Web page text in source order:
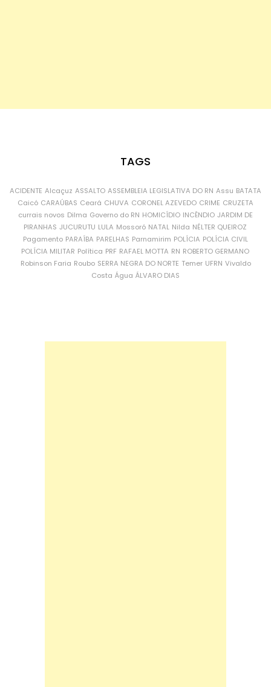
TAGS
ACIDENTE Alcaçuz ASSALTO ASSEMBLEIA LEGISLATIVA DO RN Assu BATATA
Caicó CARAÚBAS Ceará CHUVA CORONEL AZEVEDO CRIME CRUZETA
currais novos Dilma Governo do RN HOMICÍDIO INCÊNDIO JARDIM DE
PIRANHAS JUCURUTU LULA Mossoró NATAL Nilda NÉLTER QUEIROZ
Pagamento PARAÍBA PARELHAS Parnamirim POLÍCIA POLÍCIA CIVIL
POLÍCIA MILITAR Política PRF RAFAEL MOTTA RN ROBERTO GERMANO
Robinson Faria Roubo SERRA NEGRA DO NORTE Temer UFRN Vivaldo
Costa Água ÁLVARO DIAS